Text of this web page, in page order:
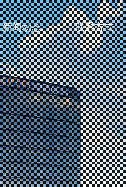
新闻动态 联系方式